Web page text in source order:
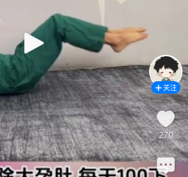
关注
270